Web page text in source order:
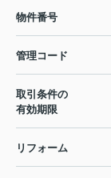
物件番号
管理コード
取引条件の
有効期限
リフォーム